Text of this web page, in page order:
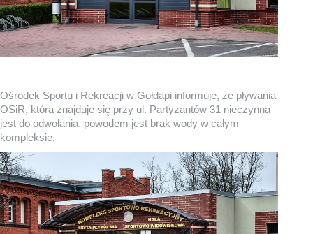
Ośrodek Sportu i Rekreacji w Gołdapi informuje, że pływania
OSiR, która znajduje się przy ul. Partyzantów 31 nieczynna
jest do odwołania. powodem jest brak wody w całym
kompleksie.